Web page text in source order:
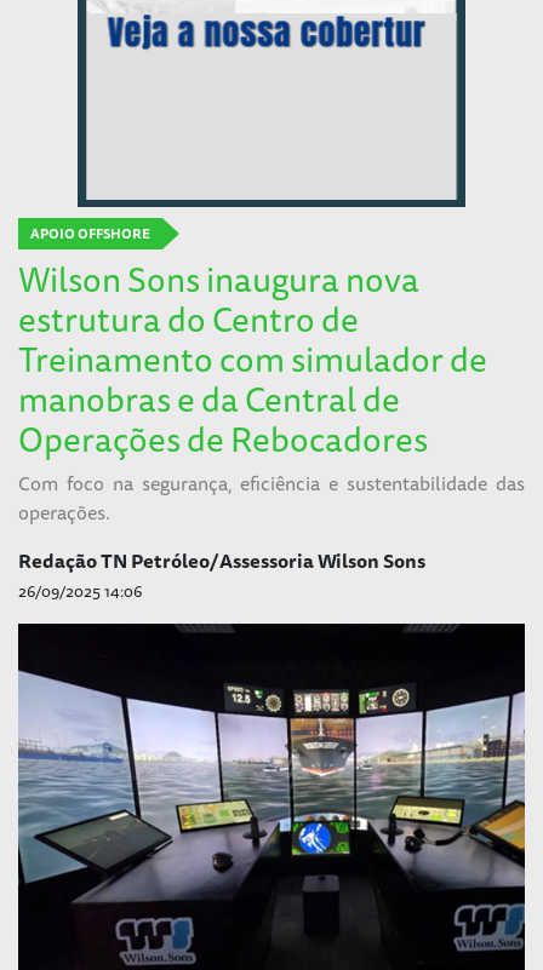
APOIO OFFSHORE
Wilson Sons inaugura nova
estrutura do Centro de
Treinamento com simulador de
manobras e da Central de
Operações de Rebocadores
Com foco na segurança, eficiência e sustentabilidade das
operações.
Redação TN Petróleo/Assessoria Wilson Sons
26/09/2025 14:06